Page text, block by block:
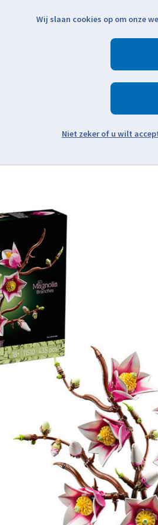
Items
Wij slaan cookies op om onze